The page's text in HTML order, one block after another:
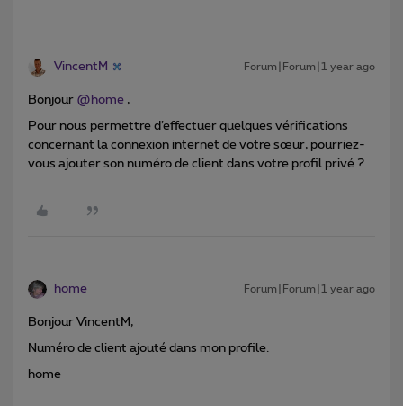
VincentM Forum|Forum|1 year ago
Bonjour ​ @home ,
Pour nous permettre d’effectuer quelques vérifications
concernant la connexion internet de votre sœur, pourriez-
vous ajouter son numéro de client dans votre profil privé ?
home Forum|Forum|1 year ago
Bonjour VincentM,
Numéro de client ajouté dans mon profile.
home